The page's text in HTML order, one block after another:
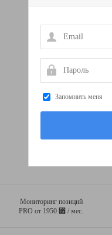
Мониторинг позиций
PRO от 1950 ⃏ / мес.
Email
Пароль
Запомнить меня